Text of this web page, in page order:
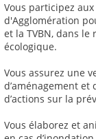
Vous participez
d'Agglomération
et la TVBN, dans
écologique.
Vous assurez une
d’aménagement
d’actions sur la
Vous élaborez et